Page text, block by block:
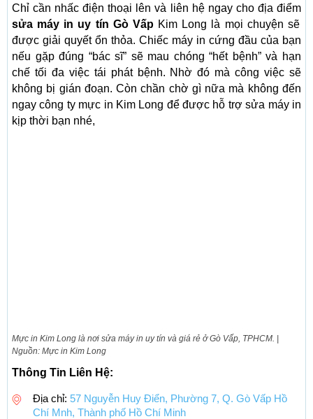
Chỉ cần nhấc điện thoại lên và liên hệ ngay cho địa điểm
sửa máy in uy tín Gò VấpKim Long là mọi chuyện sẽ
được giải quyết ổn thỏa. Chiếc máy in cứng đầu của bạn
nếu gặp đúng “bác sĩ” sẽ mau chóng “hết bệnh” và hạn
chế tối đa việc tái phát bệnh. Nhờ đó mà công việc sẽ
không bị gián đoạn. Còn chần chờ gì nữa mà không đến
ngay công ty mực in Kim Long để được hỗ trợ sửa máy in
kịp thời bạn nhé,
Mực in Kim Long là nơi sửa máy in uy tín và giá rẻ ở Gò Vấp, TPHCM. |
Nguồn: Mực in Kim Long
Thông Tin Liên Hệ:
Địa chỉ: 57 Nguyễn Huy Điển, Phường 7, Q. Gò Vấp Hồ
Chí Mnh, Thành phố Hồ Chí Minh